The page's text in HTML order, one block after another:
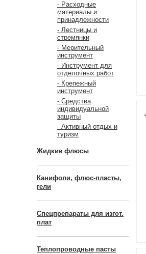
- Расходные
материалы и
принадлежности
- Лестницы и
стремянки
- Мерительный
инструмент
- Инструмент для
отделочных работ
- Крепежный
инструмент
- Средства
индивидуальной
защиты
- Активный отдых и
туризм
Жидкие флюсы
Канифоли, флюс-пласты,
гели
Спецпрепараты для изгот.
плат
Теплопроводные пасты